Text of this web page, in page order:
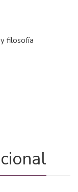
filosofía